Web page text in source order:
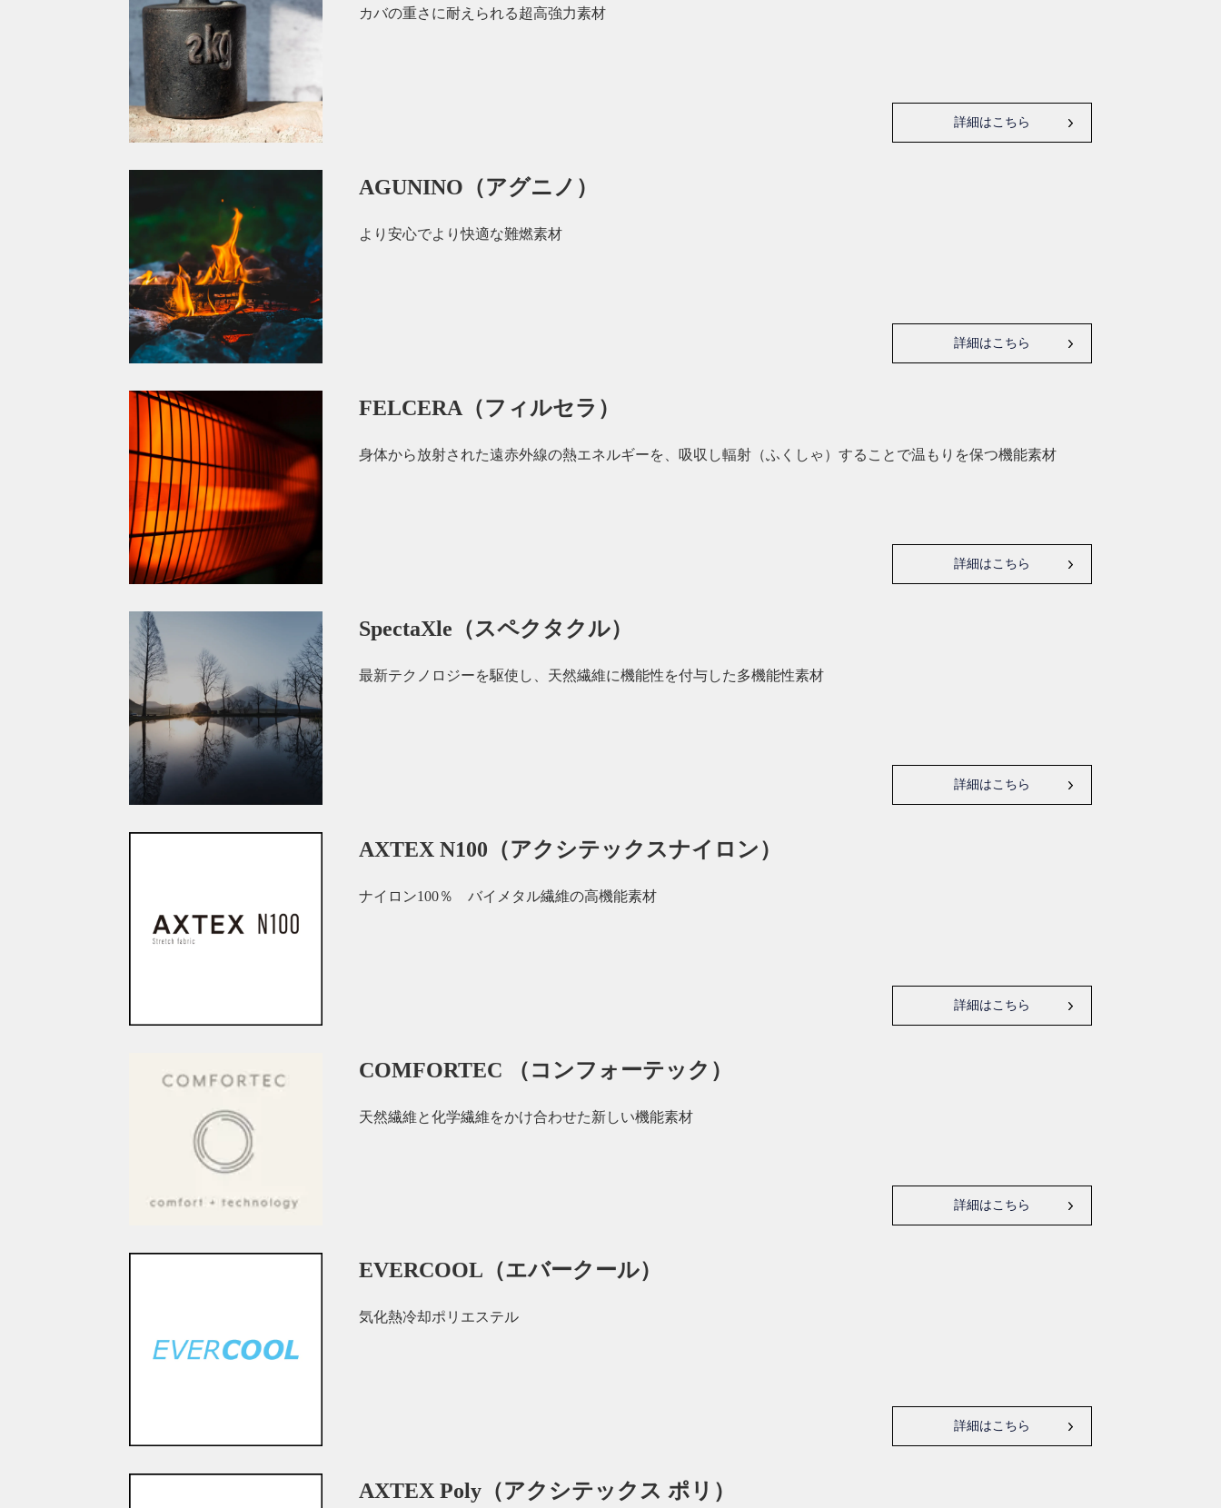
カバの重さに耐えられる超高強力素材
詳細はこちら
AGUNINO（アグニノ）
より安心でより快適な難燃素材
詳細はこちら
FELCERA（フィルセラ）
身体から放射された遠赤外線の熱エネルギーを、吸収し輻射（ふくしゃ）することで温もりを保つ機能素材
詳細はこちら
SpectaXle（スペクタクル）
最新テクノロジーを駆使し、天然繊維に機能性を付与した多機能性素材
詳細はこちら
AXTEX N100（アクシテックスナイロン）
ナイロン100％ バイメタル繊維の高機能素材
詳細はこちら
COMFORTEC （コンフォーテック）
天然繊維と化学繊維をかけ合わせた新しい機能素材
詳細はこちら
EVERCOOL（エバークール）
気化熱冷却ポリエステル
詳細はこちら
AXTEX Poly（アクシテックス ポリ）